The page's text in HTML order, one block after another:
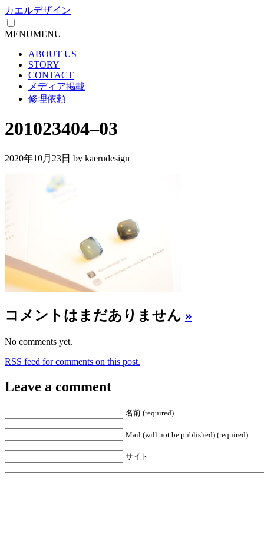
カエルデザイン
MENUMENU
ABOUT US
STORY
CONTACT
メディア掲載
修理依頼
201023404–03
2020年10月23日 by kaerudesign
コメントはまだありません »
No comments yet.
RSS feed for comments on this post.
Leave a comment
名前 (required)
Mail (will not be published) (required)
サイト